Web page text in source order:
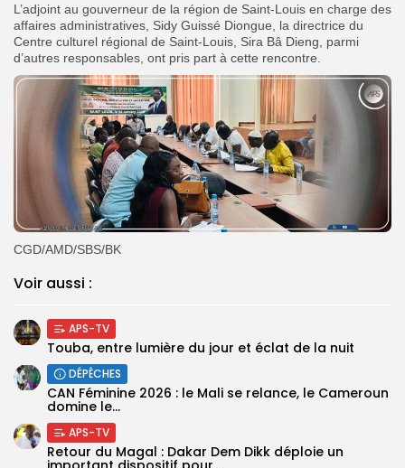
L’adjoint au gouverneur de la région de Saint-Louis en charge des
affaires administratives, Sidy Guissé Diongue, la directrice du
Centre culturel régional de Saint-Louis, Sira Bâ Dieng, parmi
d’autres responsables, ont pris part à cette rencontre.
CGD/AMD/SBS/BK
Voir aussi :
APS-TV
Touba, entre lumière du jour et éclat de la nuit
DÉPÊCHES
‎CAN Féminine 2026 : le Mali se relance, le Cameroun
domine le...
APS-TV
Retour du Magal : Dakar Dem Dikk déploie un